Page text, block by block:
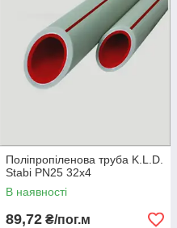
Поліпропіленова труба K.L.D.
Stabi PN25 32х4
В наявності
89,72 ₴/пог.м